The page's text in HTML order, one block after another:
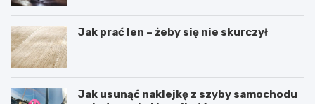
Jak prać len – żeby się nie skurczył
Jak usunąć naklejkę z szyby samochodu